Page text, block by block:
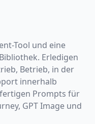
Tool und eine
Erledigen
Betrieb, in der
innerhalb
Prompts für
GPT Image und